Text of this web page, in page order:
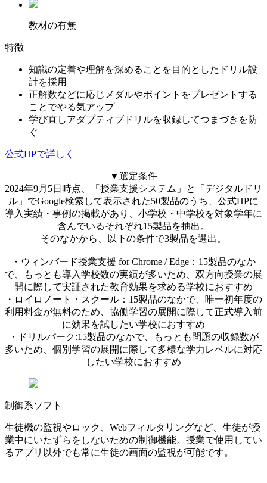
教材の有無
特徴
知識の定着や理解を深めることを目的としたドリル設
計を採用
正解数などに応じメダルやポイントをプレゼントする
ことでやる気アップ
学び直しアダプティブドリルを収録してつまづきを防
ぐ
公式HPで詳しく
▼選定条件
2024年9月5日時点、「授業支援システム」と「デジタルドリ
ル」でGoogle検索して表示された50製品のうち、公式HPに
導入実績・事例の掲載があり、小学校・中学校を対象学年に
含んでいるそれぞれ15製品を抽出。
そのなかから、以下の条件で3製品を選出。
・ウィンバード授業支援 for Chrome / Edge：15製品のなか
で、もっとも導入学校数の実績が多いため、双方向授業の展
開に際して実証された教育効果を求める学校におすすめ
・ロイロノート・スクール：15製品のなかで、唯一初年度の
利用料金が無料のため、協働学習の展開に際して正式導入前
に効果を試したい学校におすすめ
・ドリルパーク:15製品のなかで、もっとも問題の収録数が
多いため、個別学習の展開に際して多様な学力レベルに対応
したい学校におすすめ
制御系ソフト
生徒機の監視やロック、Webフィルタリングなど、生徒が授
業中にいたずらをしないための制御機能。授業で使用してい
るアプリ以外でも常に生徒の画面の監視が可能です。